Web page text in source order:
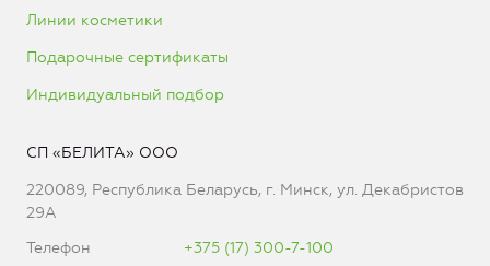
Линии косметики
Подарочные сертификаты
Индивидуальный подбор
СП «БЕЛИТА» ООО
220089, Республика Беларусь, г. Минск, ул. Декабристов
29А
Телефон
+375 (17) 300-7-100